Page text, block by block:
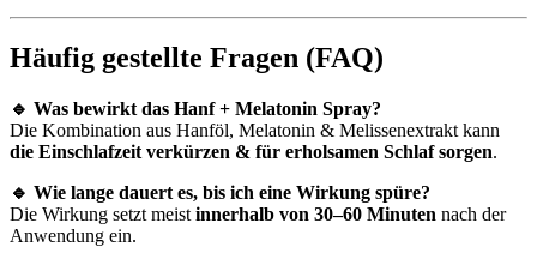
Häufig gestellte Fragen (FAQ)
🔹 Was bewirkt das Hanf + Melatonin Spray?
Die Kombination aus Hanföl, Melatonin & Melissenextrakt kann
die Einschlafzeit verkürzen & für erholsamen Schlaf sorgen.
🔹 Wie lange dauert es, bis ich eine Wirkung spüre?
Die Wirkung setzt meist innerhalb von 30–60 Minuten nach der
Anwendung ein.